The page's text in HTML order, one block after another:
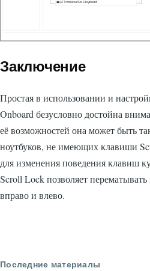
Заключение
Простая в использовании и
Onboard безусловно достойна
её возможностей она может быть
ноутбуков, не имеющих клавиши
для изменения поведения клавиш
Scroll Lock позволяет перематывать
вправо и влево.
Последние материалы